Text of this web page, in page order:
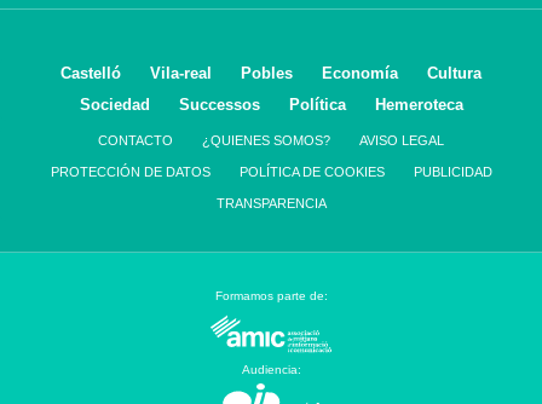
Castelló Vila-real Pobles Economía
Cultura
Sociedad
Successos Política Hemeroteca
CONTACTO ¿QUIENES SOMOS? AVISO LEGAL
PROTECCIÓN DE DATOS POLÍTICA DE COOKIES PUBLICIDAD
TRANSPARENCIA
Formamos parte de:
Audiencia: